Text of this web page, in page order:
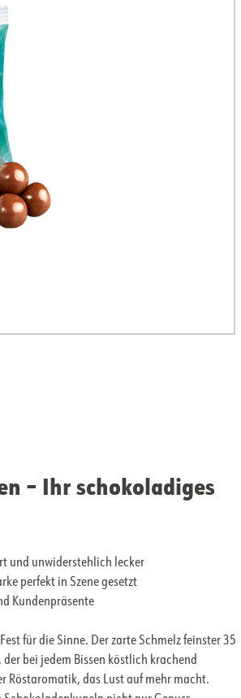
– Ihr schokoladiges
und unwiderstehlich lecker
perfekt in Szene gesetzt
Kundenpräsente
für die Sinne. Der zarte Schmelz feinster 35
bei jedem Bissen köstlich krachend
Röstaromatik, das Lust auf mehr macht.